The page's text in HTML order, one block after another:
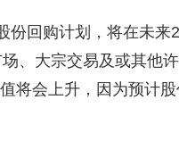
回购计划，将在未来
、大宗交易及或其他
将会上升，因为预计